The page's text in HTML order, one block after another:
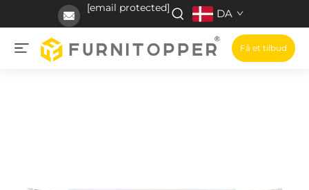
[email protected] DA
Få et tilbud